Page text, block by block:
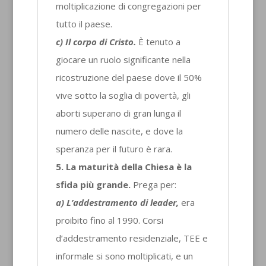
moltiplicazione di congregazioni per
tutto il paese.
c) Il corpo di Cristo. È tenuto a
giocare un ruolo significante nella
ricostruzione del paese dove il 50%
vive sotto la soglia di povertà, gli
aborti superano di gran lunga il
numero delle nascite, e dove la
speranza per il futuro è rara.
5. La maturità della Chiesa è la
sfida più grande.Prega per:
a) L’addestramento di leader, era
proibito fino al 1990. Corsi
d’addestramento residenziale, TEE e
informale si sono moltiplicati, e un